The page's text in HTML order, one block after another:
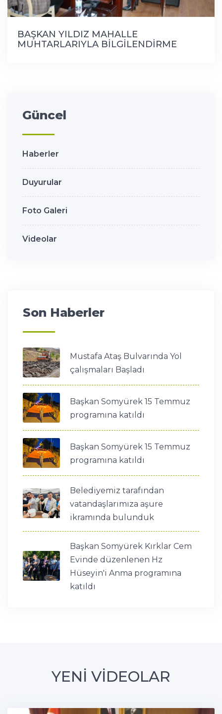
BAŞKAN YILDIZ MAHALLE
MUHTARLARIYLA BİLGİLENDİRME
Güncel
Haberler
Duyurular
Foto Galeri
Videolar
Son Haberler
Mustafa Ataş Bulvarında Yol
çalışmaları Başladı
Başkan Somyürek 15 Temmuz
programına katıldı
Başkan Somyürek 15 Temmuz
programına katıldı
Belediyemiz tarafından
vatandaşlarımıza aşure
ikramında bulunduk
Başkan Somyürek Kırklar Cem
Evinde düzenlenen Hz
Hüseyin'i Anma programına
katıldı
YENİ VİDEOLAR